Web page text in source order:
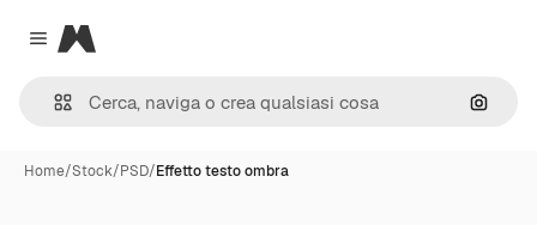
Close menu
Magnific
Cerca
Home/Stock/PSD/Effetto testo ombra